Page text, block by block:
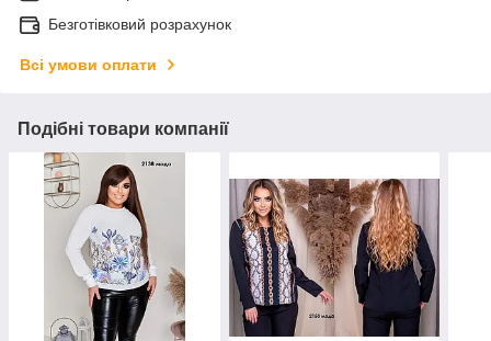
Безготівковий розрахунок
Всі умови оплати
Подібні товари компанії